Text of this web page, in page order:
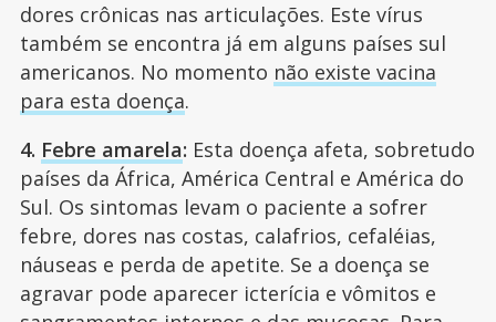
dores crônicas nas articulações. Este vírus
também se encontra já em alguns países sul
americanos. No momento não existe vacina
para esta doença.
4. Febre amarela: Esta doença afeta, sobretudo
países da África, América Central e América do
Sul. Os sintomas levam o paciente a sofrer
febre, dores nas costas, calafrios, cefaléias,
náuseas e perda de apetite. Se a doença se
agravar pode aparecer icterícia e vômitos e